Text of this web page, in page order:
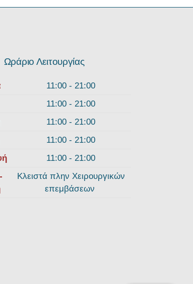
Ωράριο Λειτουργίας
11:00 - 21:00
11:00 - 21:00
11:00 - 21:00
11:00 - 21:00
11:00 - 21:00
Κλειστά πλην Χειρουργικών
επεμβάσεων